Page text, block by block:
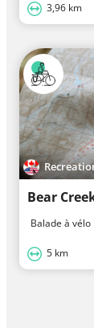
3,96 km
Bear
Balade à vélo
5 km